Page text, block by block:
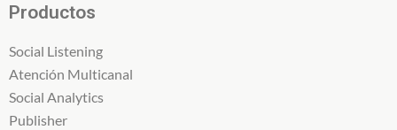
Productos
Social Listening
Atención Multicanal
Social Analytics
Publisher